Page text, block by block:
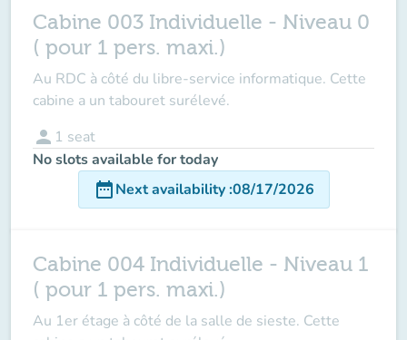
Cabine 003 Individuelle - Niveau 0
( pour 1 pers. maxi.)
Au RDC à côté du libre-service informatique. Cette
cabine a un tabouret surélevé.
person 1 seat
No slots available for today
date_rangeNext availability:08/17/2026
Cabine 004 Individuelle - Niveau 1
( pour 1 pers. maxi.)
Au 1er étage à côté de la salle de sieste. Cette